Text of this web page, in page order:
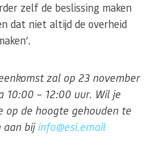
zelf de beslissing maken
dat niet altijd de overheid
zal op 23 november
10:00 – 12:00 uur. Wil je
op de hoogte gehouden te
aan bijinfo@esi.email